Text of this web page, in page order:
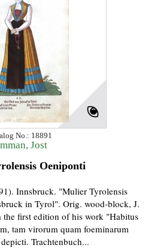
No.: 18891
Jost
Oeniponti
Innsbruck. "Mulier Tyrolensis
in Tyrol". Orig. wood-block, J.
first edition of his work "Habitus
tam virorum quam foeminarum
Trachtenbuch...